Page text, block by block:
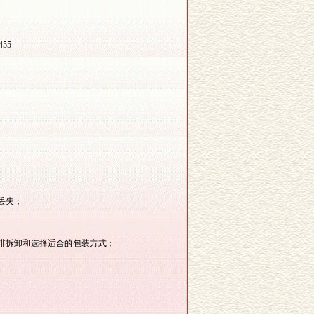
失；
卸和选择适合的包装方式；